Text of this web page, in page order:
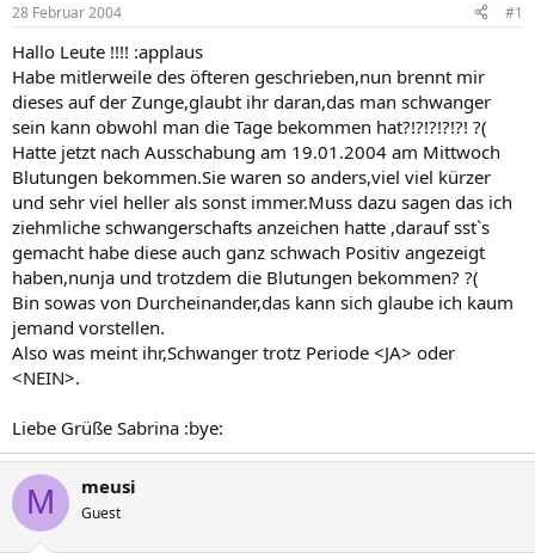
e
r
t
a
m
28 Februar 2004 #1
Hallo Leute !!!! :applaus
Habe mitlerweile des öfteren geschrieben,nun brennt mir
dieses auf der Zunge,glaubt ihr daran,das man schwanger
sein kann obwohl man die Tage bekommen hat?!?!?!?!?! ?(
Hatte jetzt nach Ausschabung am 19.01.2004 am Mittwoch
Blutungen bekommen.Sie waren so anders,viel viel kürzer
und sehr viel heller als sonst immer.Muss dazu sagen das ich
ziehmliche schwangerschafts anzeichen hatte ,darauf sst`s
gemacht habe diese auch ganz schwach Positiv angezeigt
haben,nunja und trotzdem die Blutungen bekommen? ?(
Bin sowas von Durcheinander,das kann sich glaube ich kaum
jemand vorstellen.
Also was meint ihr,Schwanger trotz Periode <JA> oder
<NEIN>.
Liebe Grüße Sabrina :bye:
M meusi
Guest